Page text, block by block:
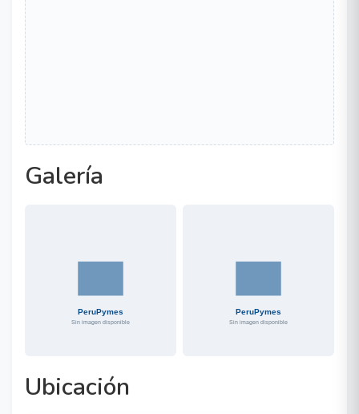
Galería
Ubicación